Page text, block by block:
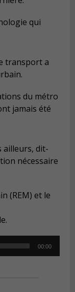
qui
transport a
du métro
jamais été
ailleurs, dit-
nécessaire
(REM) et le
00:00